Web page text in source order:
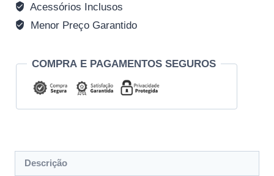
Acessórios Inclusos
Menor Preço Garantido
COMPRA E PAGAMENTOS SEGUROS
Descrição